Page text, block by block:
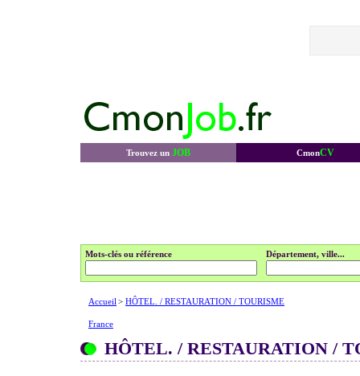
Trouvez un JOB CmonCV
Mots-clés ou référence Département, ville...
Accueil > HÔTEL. / RESTAURATION / TOURISME
France
HÔTEL. / RESTAURATION /